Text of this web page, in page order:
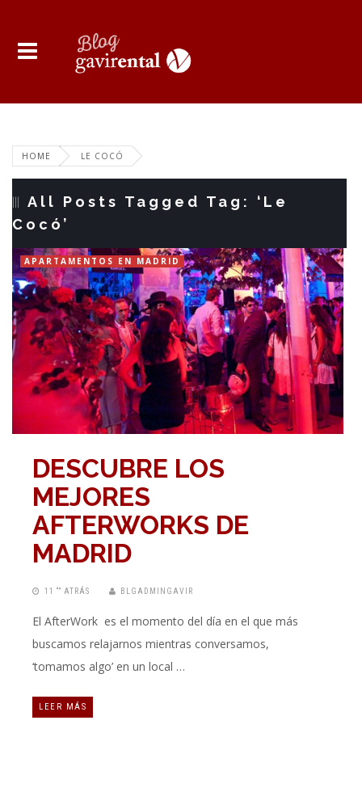
HOME LE COCÓ
All Posts Tagged Tag: ‘Le
Cocó’
APARTAMENTOS EN MADRID
DESCUBRE LOS
MEJORES
AFTERWORKS DE
MADRID
11 “” ATRÁS BLGADMINGAVIR
El AfterWork es el momento del día en el que más
buscamos relajarnos mientras conversamos,
‘tomamos algo’ en un local …
LEER MÁS